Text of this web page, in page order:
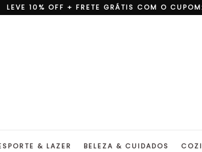
LEVE 10% OFF + FRETE GRÁTIS COM O
& LAZER BELEZA & CUIDADOS